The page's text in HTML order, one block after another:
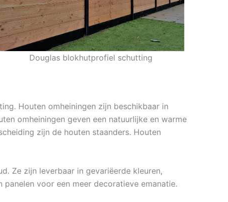
Douglas blokhutprofiel schutting
Houten omheiningen zijn beschikbaar in
omheiningen geven een natuurlijke en warme
zijn de houten staanders. Houten
Ze zijn leverbaar in gevariëerde kleuren,
voor een meer decoratieve emanatie.